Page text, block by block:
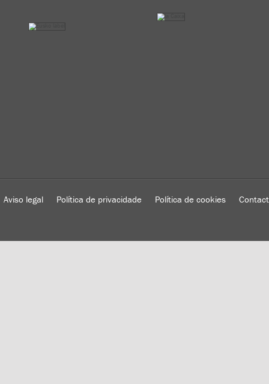
Aviso legal Política de privacidade Política de cookies